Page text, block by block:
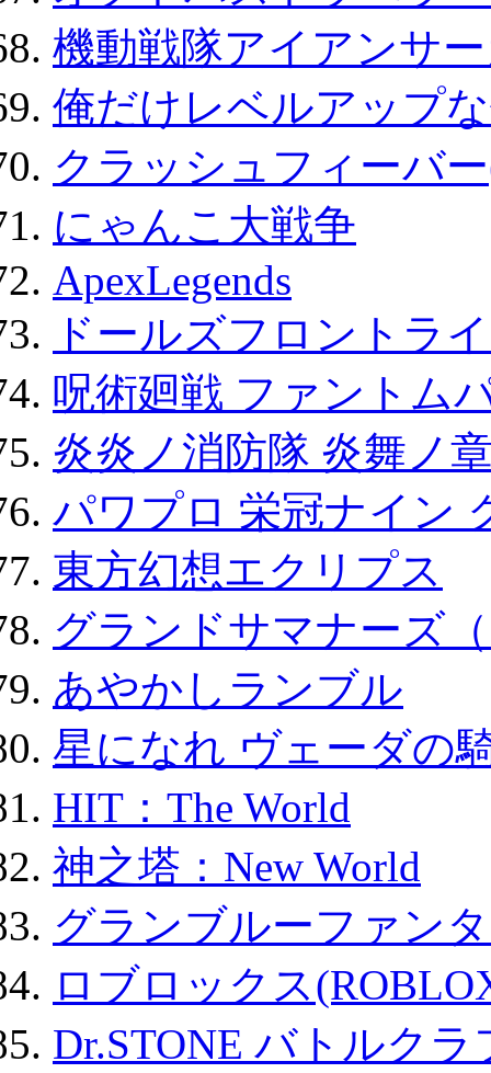
機動戦隊アイアンサ
俺だけレベルアップ
クラッシュフィーバ
にゃんこ大戦争
ApexLegends
ドールズフロントラ
呪術廻戦 ファントム
炎炎ノ消防隊 炎舞ノ
パワプロ 栄冠ナイン
東方幻想エクリプス
グランドサマナーズ
あやかしランブル
星になれ ヴェーダの
HIT：The World
神之塔：New World
グランブルーファン
ロブロックス
Dr.STONE バトルク